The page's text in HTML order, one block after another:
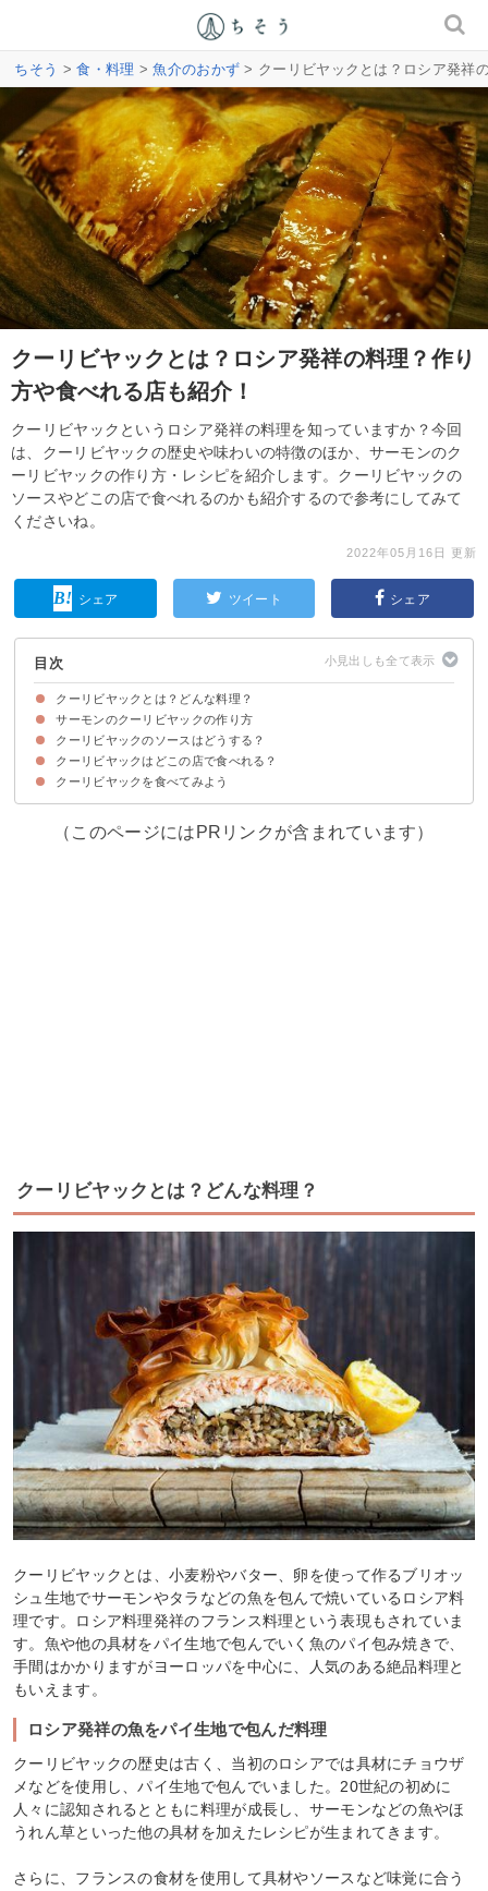
ちそう >食・料理 >魚介のおかず > クーリビヤックとは？ロシア発祥
クーリビヤックとは？ロシア発祥の料理？作り
方や食べれる店も紹介！
クーリビヤックというロシア発祥の料理を知っていますか？今回
は、クーリビヤックの歴史や味わいの特徴のほか、サーモンのク
ーリビヤックの作り方・レシピを紹介します。クーリビヤックの
ソースやどこの店で食べれるのかも紹介するので参考にしてみて
くださいね。
2022年05月16日 更新
シェア ツイート シェア
目次
クーリビヤックとは？どんな料理？
ロシア発祥の魚をパイ生地で包んだ料理
サーモンのクーリビヤックの作り方
材料
作り方・手順
作り方のポイント・コツ
クーリビヤックのソースはどうする？
サワークリームソース
クリームチーズソース
ソースショロン
クーリビヤックはどこの店で食べれる？
①レ・トレフル ドミニク・ブシェ（名古屋|愛知県）
②La maison du caviar 17℃（銀座｜東京都）
クーリビヤックを食べてみよう
（このページにはPRリンクが含まれています）
クーリビヤックとは？どんな料理？
クーリビヤックとは、小麦粉やバター、卵を使って作るブリオッ
シュ生地でサーモンやタラなどの魚を包んで焼いているロシア料
理です。ロシア料理発祥のフランス料理という表現もされていま
す。魚や他の具材をパイ生地で包んでいく魚のパイ包み焼きで、
手間はかかりますがヨーロッパを中心に、人気のある絶品料理と
もいえます。
ロシア発祥の魚をパイ生地で包んだ料理
クーリビヤックの歴史は古く、当初のロシアでは具材にチョウザ
メなどを使用し、パイ生地で包んでいました。20世紀の初めに
人々に認知されるとともに料理が成長し、サーモンなどの魚やほ
うれん草といった他の具材を加えたレシピが生まれてきます。
さらに、フランスの食材を使用して具材やソースなど味覚に合う